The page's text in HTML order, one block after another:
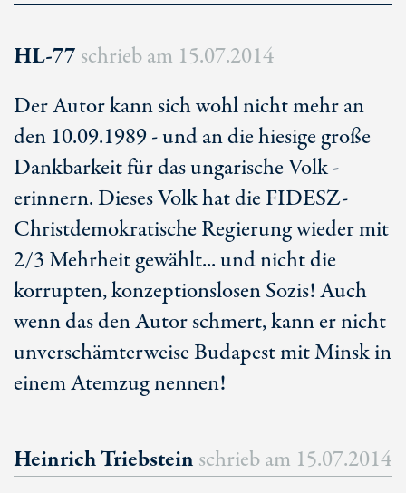
HL-77 schrieb am 15.07.2014
Der Autor kann sich wohl nicht mehr an
den 10.09.1989 - und an die hiesige große
Dankbarkeit für das ungarische Volk -
erinnern. Dieses Volk hat die FIDESZ-
Christdemokratische Regierung wieder mit
2/3 Mehrheit gewählt... und nicht die
korrupten, konzeptionslosen Sozis! Auch
wenn das den Autor schmert, kann er nicht
unverschämterweise Budapest mit Minsk in
einem Atemzug nennen!
Heinrich Triebstein schrieb am 15.07.2014